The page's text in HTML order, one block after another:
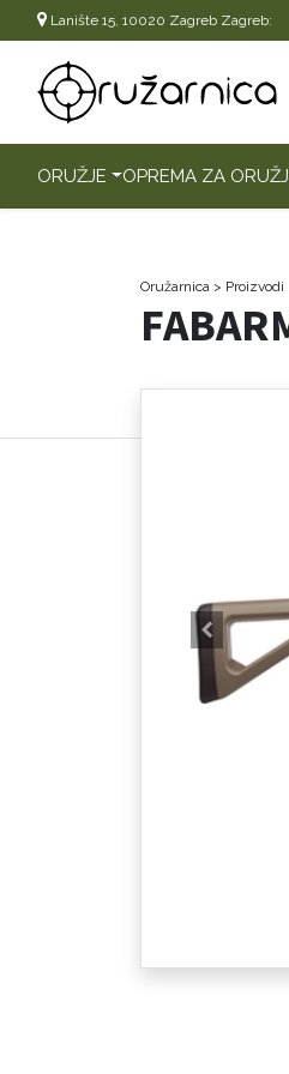
Lanište 15, 10020 Zagreb Zagreb:
ORUŽJE OPREMA ZA
Oružarnica > Proizvodi